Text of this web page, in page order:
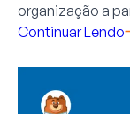
organização a
Continuar Lendo